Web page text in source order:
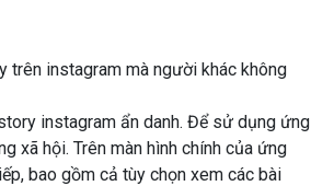
trên instagram mà người khác không
instagram ẩn danh. Để sử dụng ứng
xã hội. Trên màn hình chính của ứng
bao gồm cả tùy chọn xem các bài